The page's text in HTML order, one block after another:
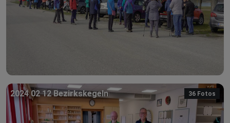
2024 02 12 Bezirkskegeln 36 Fotos